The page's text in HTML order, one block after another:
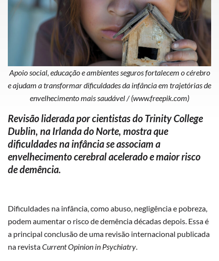
Apoio social, educação e ambientes seguros fortalecem o cérebro
e ajudam a transformar dificuldades da infância em trajetórias de
envelhecimento mais saudável / (www.freepik.com)
Revisão liderada por cientistas do Trinity College
Dublin, na Irlanda do Norte, mostra que
dificuldades na infância se associam a
envelhecimento cerebral acelerado e maior risco
de demência.
Dificuldades na infância, como abuso, negligência e pobreza,
podem aumentar o risco de demência décadas depois. Essa é
a principal conclusão de uma revisão internacional publicada
na revistaCurrent Opinion in Psychiatry.